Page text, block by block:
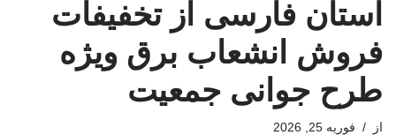
استان فارسی از تخفیفات
فروش انشعاب برق ویژه
طرح جوانی جمعیت
از فوریه 25, 2026